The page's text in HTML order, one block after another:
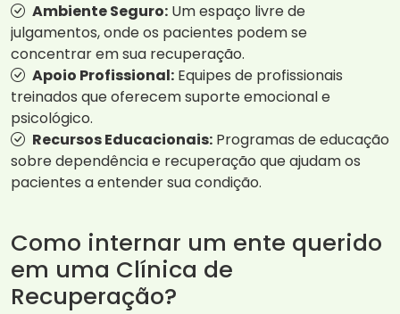
Ambiente Seguro: Um espaço livre de
julgamentos, onde os pacientes podem se
concentrar em sua recuperação.
Apoio Profissional: Equipes de profissionais
treinados que oferecem suporte emocional e
psicológico.
Recursos Educacionais: Programas de educação
sobre dependência e recuperação que ajudam os
pacientes a entender sua condição.
Como internar um ente querido
em uma Clínica de
Recuperação?